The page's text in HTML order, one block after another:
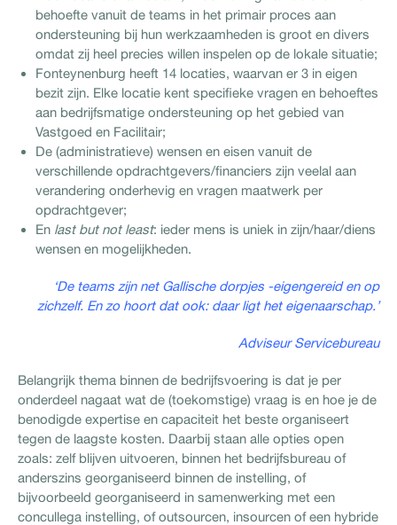
behoefte vanuit de teams in het primair proces aan
ondersteuning bij hun werkzaamheden is groot en divers
omdat zij heel precies willen inspelen op de lokale situatie;
Fonteynenburg heeft 14 locaties, waarvan er 3 in eigen
bezit zijn. Elke locatie kent specifieke vragen en behoeftes
aan bedrijfsmatige ondersteuning op het gebied van
Vastgoed en Facilitair;
De (administratieve) wensen en eisen vanuit de
verschillende opdrachtgevers/financiers zijn veelal aan
verandering onderhevig en vragen maatwerk per
opdrachtgever;
En last but not least: ieder mens is uniek in zijn/haar/diens
wensen en mogelijkheden.
‘De teams zijn net Gallische dorpjes -eigengereid en op
zichzelf. En zo hoort dat ook: daar ligt het eigenaarschap.’
Adviseur Servicebureau
Belangrijk thema binnen de bedrijfsvoering is dat je per
onderdeel nagaat wat de (toekomstige) vraag is en hoe je de
benodigde expertise en capaciteit het beste organiseert
tegen de laagste kosten. Daarbij staan alle opties open
zoals: zelf blijven uitvoeren, binnen het bedrijfsbureau of
anderszins georganiseerd binnen de instelling, of
bijvoorbeeld georganiseerd in samenwerking met een
concullega instelling, of outsourcen, insourcen of een hybride